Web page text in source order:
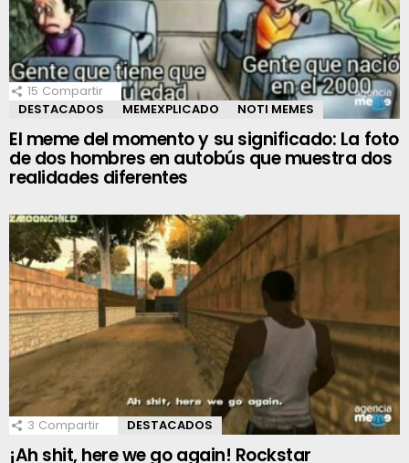
15 Compartir
DESTACADOS
MEMEXPLICADO NOTI MEMES
El meme del momento y su significado: La foto
de dos hombres en autobús que muestra dos
realidades diferentes
3 Compartir DESTACADOS
¡Ah shit, here we go again! Rockstar